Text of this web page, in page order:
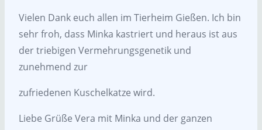
Vielen Dank euch allen im Tierheim Gießen. Ich bin
sehr froh, dass Minka kastriert und heraus ist aus
der triebigen Vermehrungsgenetik und
zunehmend zur
zufriedenen Kuschelkatze wird.
Liebe Grüße Vera mit Minka und der ganzen